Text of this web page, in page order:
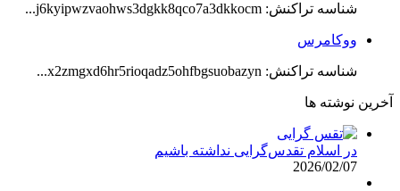
شناسه تراکنش: j6kyipwzvaohws3dgkk8qco7a3dkkocm...
ووکامرس
شناسه تراکنش: x2zmgxd6hr5rioqadz5ohfbgsuobazyn...
آخرین نوشته ها
در اسلام تقدس‌گرایی نداشته باشیم
2026/02/07